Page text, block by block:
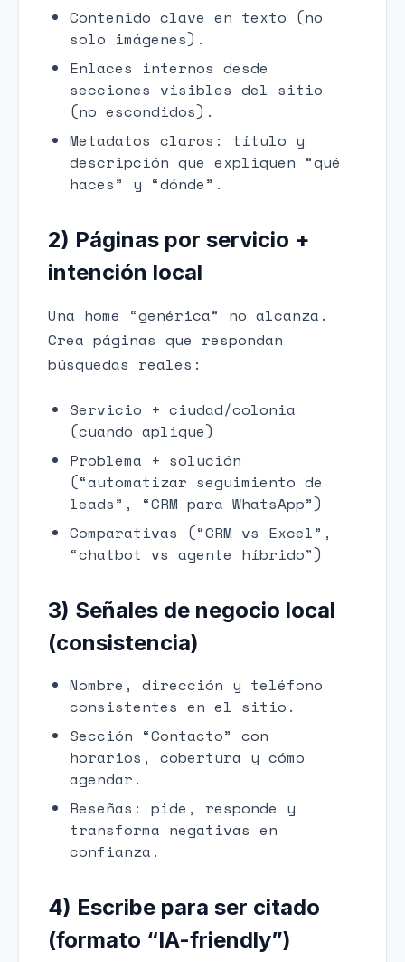
Contenido clave en texto (no
solo imágenes).
Enlaces internos desde
secciones visibles del sitio
(no escondidos).
Metadatos claros: título y
descripción que expliquen “qué
haces” y “dónde”.
2) Páginas por servicio +
intención local
Una home “genérica” no alcanza.
Crea páginas que respondan
búsquedas reales:
Servicio + ciudad/colonia
(cuando aplique)
Problema + solución
(“automatizar seguimiento de
leads”, “CRM para WhatsApp”)
Comparativas (“CRM vs Excel”,
“chatbot vs agente híbrido”)
3) Señales de negocio local
(consistencia)
Nombre, dirección y teléfono
consistentes en el sitio.
Sección “Contacto” con
horarios, cobertura y cómo
agendar.
Reseñas: pide, responde y
transforma negativas en
confianza.
4) Escribe para ser citado
(formato “IA-friendly”)